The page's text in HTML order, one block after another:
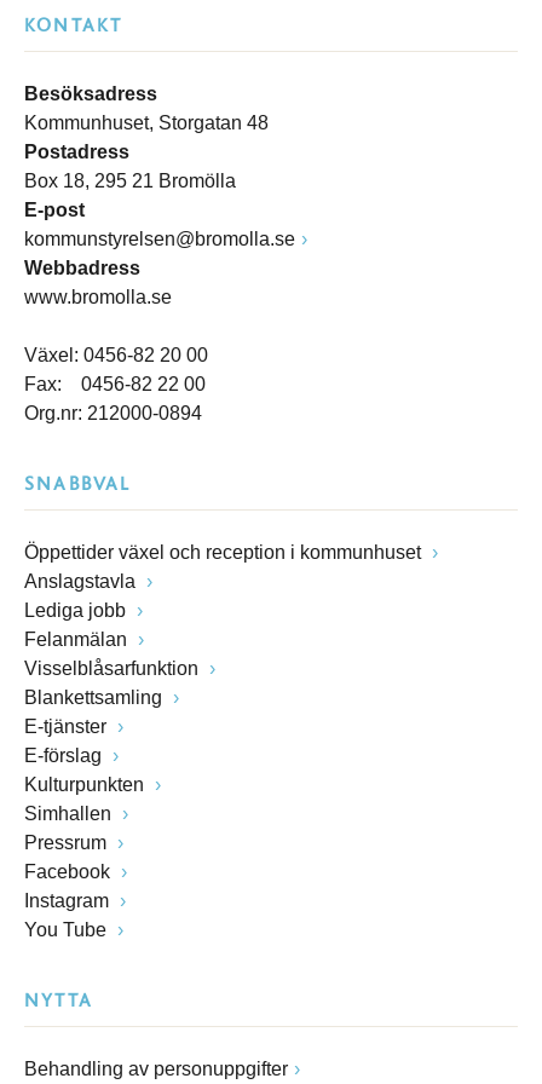
KONTAKT
Besöksadress
Kommunhuset, Storgatan 48
Postadress
Box 18, 295 21 Bromölla
E-post
kommunstyrelsen@bromolla.se
Webbadress
www.bromolla.se
Växel: 0456-82 20 00
Fax: 0456-82 22 00
Org.nr: 212000-0894
SNABBVAL
Öppettider växel och reception i kommunhuset
Anslagstavla
Lediga jobb
Felanmälan
Visselblåsarfunktion
Blankettsamling
E-tjänster
E-förslag
Kulturpunkten
Simhallen
Pressrum
Facebook
Instagram
You Tube
NYTTA
Behandling av personuppgifter